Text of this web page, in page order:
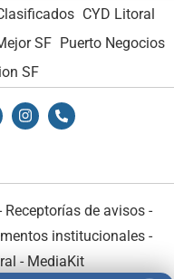
CYD Litoral
SF Puerto Negocios
SF
Receptorías de avisos -
institucionales-
- MediaKit